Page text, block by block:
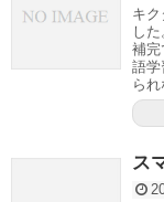
キ
し
補完
語学
ら
ス